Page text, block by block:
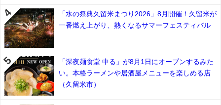
「水の祭典久留米まつり2026」8月開催！久留米が
一番燃え上がり、熱くなるサマーフェスティバル
「深夜麺食堂 中る」が8月1日にオープンするみた
い。本格ラーメンや居酒屋メニューを楽しめる店
（久留米市）